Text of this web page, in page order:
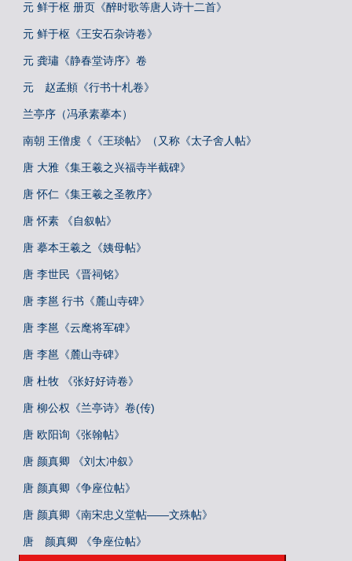
元 鲜于枢 册页《醉时歌等唐人诗十二首》
元 鲜于枢《王安石杂诗卷》
元 龚璛《静春堂诗序》卷
元 赵孟頫《行书十札卷》
兰亭序（冯承素摹本）
南朝 王僧虔《《王琰帖》（又称《太子舍人帖》
唐 大雅《集王羲之兴福寺半截碑》
唐 怀仁《集王羲之圣教序》
唐 怀素 《自叙帖》
唐 摹本王羲之《姨母帖》
唐 李世民《晋祠铭》
唐 李邕 行书《麓山寺碑》
唐 李邕《云麾将军碑》
唐 李邕《麓山寺碑》
唐 杜牧 《张好好诗卷》
唐 柳公权《兰亭诗》卷(传)
唐 欧阳询《张翰帖》
唐 颜真卿 《刘太冲叙》
唐 颜真卿《争座位帖》
唐 颜真卿《南宋忠义堂帖——文殊帖》
唐 颜真卿 《争座位帖》